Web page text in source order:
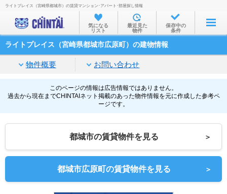
お部屋を探す
沿線・駅から
住所から
家賃相場から
通勤通学時間から
物件特集から
不動産会社から
TOP
ライトプレイス（宮崎県都城市）の賃貸マンション･アパート･部屋探し情報
気になる
リスト
最近見た
物件
保存中の
条件
ライトプレイス（宮崎県都城市広原町）の建物情報
物件概要 お問い合わせ
このページの情報は広告情報ではありません。
過去から現在までCHINTAIネット掲載のあった物件情報を元に作成した参考ペ
ージです。
都城市の賃貸物件を見る ＞
都城市広原町の賃貸物件を見る ＞